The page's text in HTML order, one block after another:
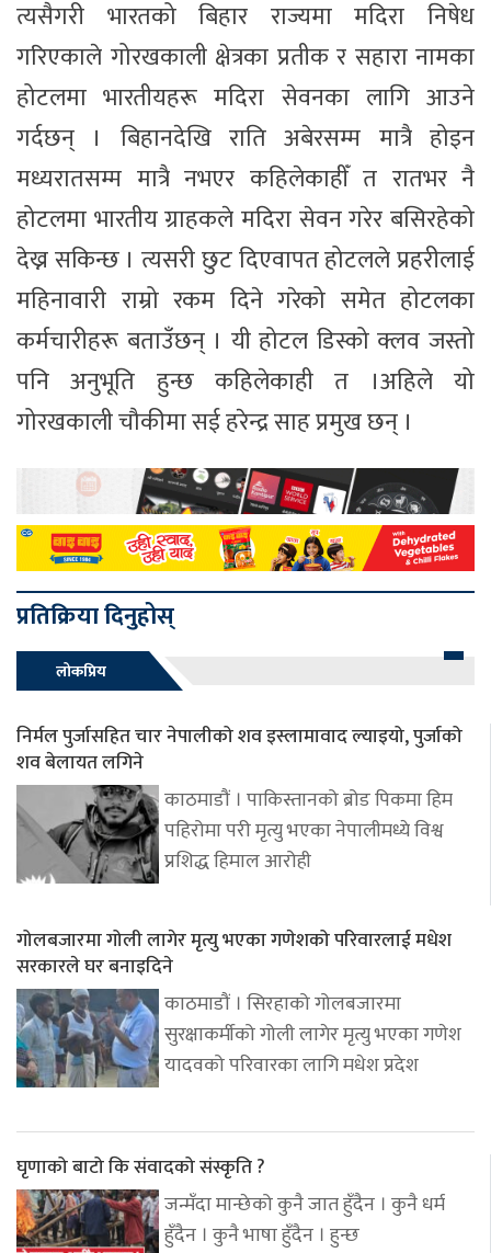
त्यसैगरी भारतको बिहार राज्यमा मदिरा निषेध
गरिएकाले गोरखकाली क्षेत्रका प्रतीक र सहारा नामका
होटलमा भारतीयहरू मदिरा सेवनका लागि आउने
गर्दछन् । बिहानदेखि राति अबेरसम्म मात्रै होइन
मध्यरातसम्म मात्रै नभएर कहिलेकाहीँ त रातभर नै
होटलमा भारतीय ग्राहकले मदिरा सेवन गरेर बसिरहेको
देख्न सकिन्छ । त्यसरी छुट दिएवापत होटलले प्रहरीलाई
महिनावारी राम्रो रकम दिने गरेको समेत होटलका
कर्मचारीहरू बताउँछन् । यी होटल डिस्को क्लव जस्तो
पनि अनुभूति हुन्छ कहिलेकाही त ।अहिले यो
गोरखकाली चौकीमा सई हरेन्द्र साह प्रमुख छन् ।
प्रतिक्रिया दिनुहोस्
लोकप्रिय
निर्मल पुर्जासहित चार नेपालीको शव इस्लामावाद ल्याइयो, पुर्जाको
शव बेलायत लगिने
काठमाडौं । पाकिस्तानको ब्रोड पिकमा हिम
पहिरोमा परी मृत्यु भएका नेपालीमध्ये विश्व
प्रशिद्ध हिमाल आरोही
गोलबजारमा गोली लागेर मृत्यु भएका गणेशको परिवारलाई मधेश
सरकारले घर बनाइदिने
काठमाडौं । सिरहाको गोलबजारमा
सुरक्षाकर्मीको गोली लागेर मृत्यु भएका गणेश
यादवको परिवारका लागि मधेश प्रदेश
घृणाको बाटो कि संवादको संस्कृति ?
जन्मँदा मान्छेको कुनै जात हुँदैन । कुनै धर्म
हुँदैन । कुनै भाषा हुँदैन । हुन्छ